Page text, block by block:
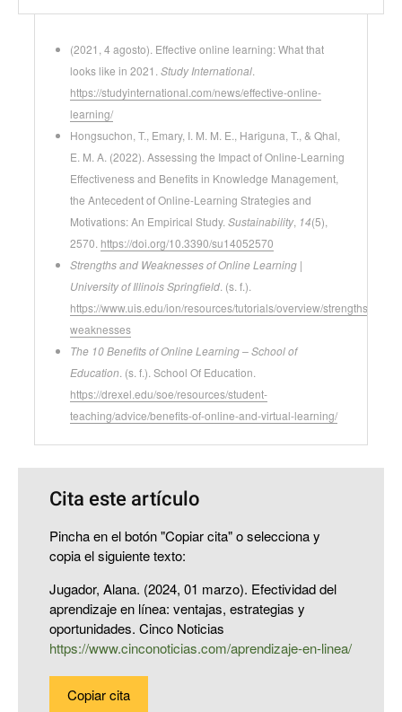
(2021, 4 agosto). Effective online learning: What that
looks like in 2021. Study International
https://studyinternational.com/news/effective-online-
learning/
Hongsuchon, T., Emary, I. M. M. E., Hariguna, T., & Qhal,
E. M. A. (2022). Assessing the Impact of Online-Learning
Effectiveness and Benefits in Knowledge Management,
the Antecedent of Online-Learning Strategies and
Motivations: An Empirical Study. Sustainability 14(5),
2570. https://doi.org/10.3390/su14052570
Strengths and Weaknesses of Online Learning |
University of Illinois Springfield . (s. f.).
https://www.uis.edu/ion/resources/tutorials/overview/strengths-
weaknesses
The 10 Benefits of Online Learning – School of
Education . (s. f.). School Of Education.
https://drexel.edu/soe/resources/student-
teaching/advice/benefits-of-online-and-virtual-learning/
Cita este artículo
Pincha en el botón "Copiar cita" o selecciona y
copia el siguiente texto:
Jugador, Alana. (2024, 01 marzo). Efectividad del
aprendizaje en línea: ventajas, estrategias y
oportunidades. Cinco Noticias
https://www.cinconoticias.com/aprendizaje-en-linea/
Copiar cita